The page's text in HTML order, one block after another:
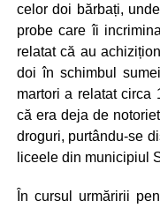
celor doi bărbați,
probe care îi
relatat că au
doi în schimbul
martori a relatat circa
că era deja de
droguri, purtându-se
liceele din municipiul
În cursul urmăririi